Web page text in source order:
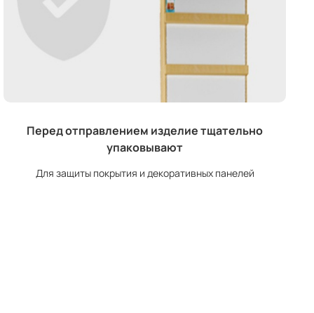
Перед отправлением изделие тщательно
упаковывают
Для защиты покрытия и декоративных панелей